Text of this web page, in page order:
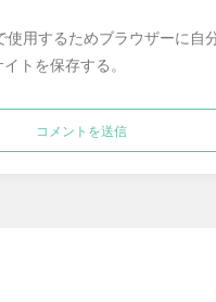
用するためブラウザーに自
トを保存する。